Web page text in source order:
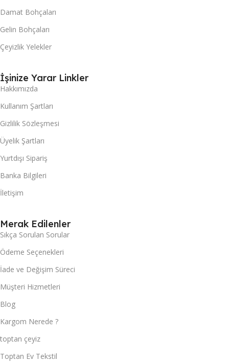
Damat Bohçaları
Gelin Bohçaları
Çeyizlik Yelekler
İşinize Yarar Linkler
Hakkımızda
Kullanım Şartları
Gizlilik Sözleşmesi
Üyelik Şartları
Yurtdışı Sipariş
Banka Bilgileri
İletişim
Merak Edilenler
Sıkça Sorulan Sorular
Ödeme Seçenekleri
İade ve Değişim Süreci
Müşteri Hizmetleri
Blog
Kargom Nerede ?
toptan çeyiz
Toptan Ev Tekstil